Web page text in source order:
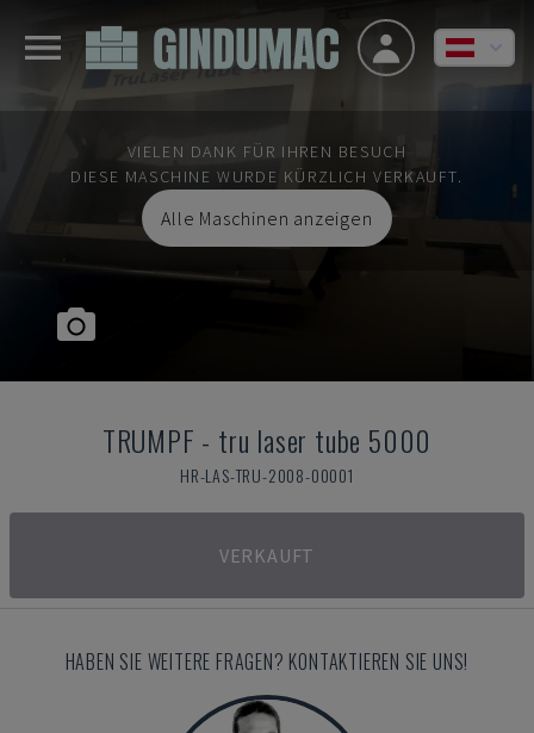
VIELEN DANK FÜR IHREN BESUCH
DIESE MASCHINE WURDE KÜRZLICH VERKAUFT.
Alle Maschinen anzeigen
TRUMPF - tru laser tube 5000
HR-LAS-TRU-2008-00001
VERKAUFT
HABEN SIE WEITERE FRAGEN? KONTAKTIEREN SIE UNS!